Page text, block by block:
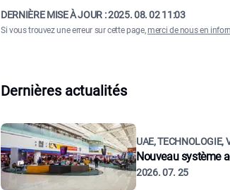
DERNIÈRE MISE À JOUR :2025. 08. 02 11:03
Si vous trouvez une erreur sur cette page,merci de nous en
Dernières actualités
UAE, TECHNOLOGIE,
Nouveau système
2026. 07. 25